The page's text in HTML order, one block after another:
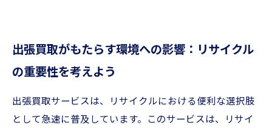
出張買取がもたらす環境への影響：リサイクル
の重要性を考えよう
出張買取サービスは、リサイクルにおける便利な選択肢
として急速に普及しています。このサービスは、リサイ